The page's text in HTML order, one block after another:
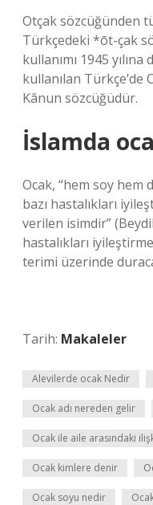
Otçak sözcüğünden
Türkçedeki *ōt-çak
kullanımı 1945 yılına
kullanılan Türkçe’de
Kânun sözcüğüdür.
İslamda
Ocak, “hem soy hem
bazı hastalıkları
verilen isimdir”
hastalıkları
terimi üzerinde
Tarih: Makaleler
Alevilerde ocak Nedir
Ocak adı nereden gelir
Ocak ile aile arasındaki
Ocak kimlere denir
Ocak soyu nedir